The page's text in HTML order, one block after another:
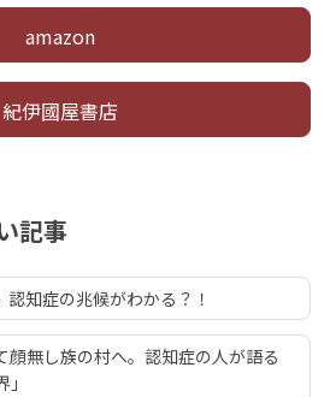
amazon
紀伊國屋書店
記事
認知症の兆候がわかる？！
顔無し族の村へ。認知症の人が語る